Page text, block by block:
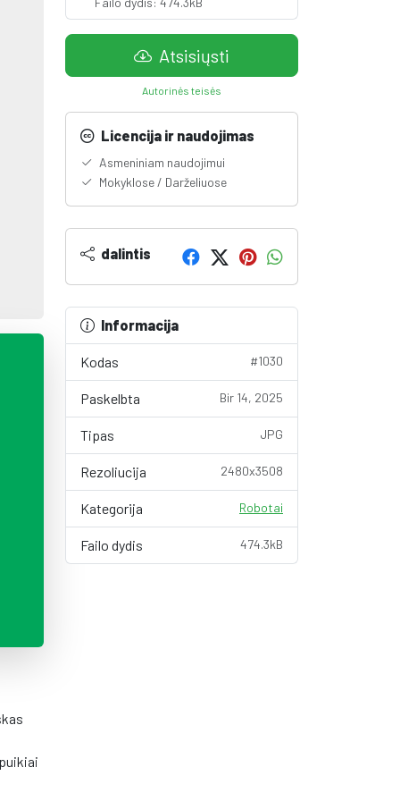
Atsisiųsti
Autorinės teisės
Licencija ir naudojimas
Asmeniniam naudojimui
Mokyklose / Darželiuose
dalintis
Informacija
Kodas #1030
Paskelbta Bir 14, 2025
Tipas JPG
Rezoliucija 2480x3508
Kategorija Robotai
Failo dydis 474.3kB